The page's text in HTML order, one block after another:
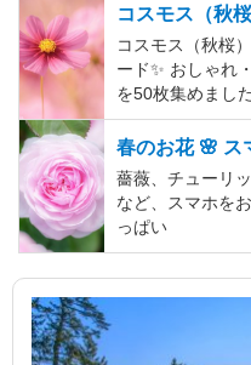
コスモス（秋
コスモス（秋桜
ード✨️ おしゃれ
を50枚集めまし
春のお花 🌸 ス
薔薇、チューリ
など、スマホを
っぱい